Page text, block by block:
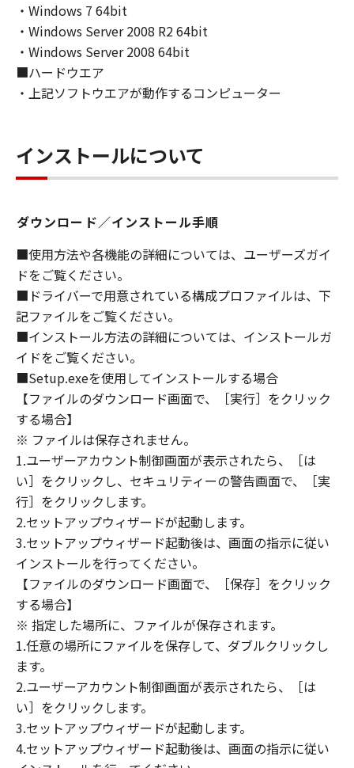
４．所有権
「本ソフトウェア」に係る権原および所有権
は、その内容によりキヤノンまたはキヤノンの
ライセンサーに帰属します。
より必要な許可等を得ることなしに、「本ソフ
トウェア」の全部または一部を、直接または間
接に輸出してはなりません。
６．サポートおよびアップデート
らの販売代理店および販売店、並びにキヤノン
のライセンサーは、お客様による「本ソフトウ
ェア」の使用を支援すること、および「本ソフ
トウェア」に対してアップデート、バグの修正
あるいはサポートを行うことについて、いかな
る責任も負うものではありません。
７．保証の否認・免責
(1) 「本ソフトウェア」は、『現状のまま』の
状態で使用許諾されます。キヤノン、キヤノン
のライセンサー、キヤノンの子会社、キヤノン
の関連会社、それらの販売代理店または販売店
のいずれも、「本ソフトウェア」に関して、商
品性および特定の目的への適合性の保証を含
め、いかなる保証も、明示たると黙示たるとを
問わず一切しないものとします。
(2) キヤノン、キヤノンのライセンサー、キヤノ
ンの子会社、キヤノンの関連会社、それらの販
売代理店または販売店のいずれも、「本ソフト
ウェア」の使用または使用不能から生ずるいか
なる損害（逸失利益およびその他の派生的また
全ての損害を言います。）について、適用法で
認められる限り、一切の責任を負わないものと
します。たとえ、キヤノン、キヤノンのライセ
ンサー、キヤノンの子会社、キヤノンの関連会
社、それらの販売代理店または販売店がかかる
・Windows 7 64bit
・Windows Server 2008 R2 64bit
・Windows Server 2008 64bit
■ハードウエア
・上記ソフトウエアが動作するコンピューター
インストールについて
ダウンロード／インストール手順
■使用方法や各機能の詳細については、ユーザーズガイ
ドをご覧ください。
■ドライバーで用意されている構成プロファイルは、下
記ファイルをご覧ください。
■インストール方法の詳細については、インストールガ
イドをご覧ください。
■Setup.exeを使用してインストールする場合
【ファイルのダウンロード画面で、［実行］をクリック
する場合】
※ ファイルは保存されません。
1.ユーザーアカウント制御画面が表示されたら、［は
い］をクリックし、セキュリティーの警告画面で、［実
行］をクリックします。
2.セットアップウィザードが起動します。
3.セットアップウィザード起動後は、画面の指示に従い
インストールを行ってください。
【ファイルのダウンロード画面で、［保存］をクリック
する場合】
※ 指定した場所に、ファイルが保存されます。
1.任意の場所にファイルを保存して、ダブルクリックし
ます。
2.ユーザーアカウント制御画面が表示されたら、［は
い］をクリックします。
3.セットアップウィザードが起動します。
4.セットアップウィザード起動後は、画面の指示に従い